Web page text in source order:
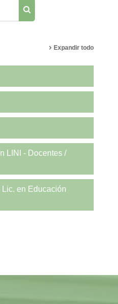
Buscar cursos
Expandir todo
LINI - Docentes /
Lic. en Educación